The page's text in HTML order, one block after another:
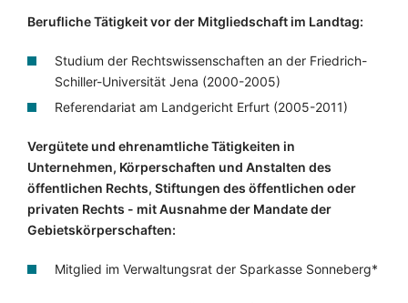
Berufliche Tätigkeit vor der Mitgliedschaft im Landtag:
Studium der Rechtswissenschaften an der Friedrich-
Schiller-Universität Jena (2000-2005)
Referendariat am Landgericht Erfurt (2005-2011)
Vergütete und ehrenamtliche Tätigkeiten in
Unternehmen, Körperschaften und Anstalten des
öffentlichen Rechts, Stiftungen des öffentlichen oder
privaten Rechts - mit Ausnahme der Mandate der
Gebietskörperschaften:
Mitglied im Verwaltungsrat der Sparkasse Sonneberg*